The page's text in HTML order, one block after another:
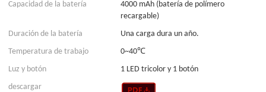
Capacidad de la batería
4000 mAh (batería de polímero
recargable)
Duración de la batería
Una carga dura un año.
Temperatura de trabajo
0~40℃
Luz y botón
1 LED tricolor y 1 botón
descargar